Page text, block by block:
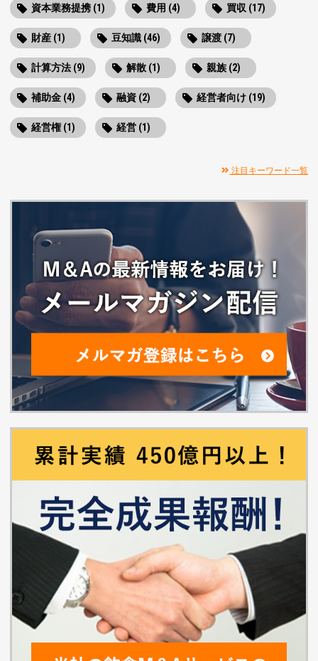
資本業務提携 (1) 費用 (4) 買収 (17)
財産 (1) 豆知識 (46) 譲渡 (7)
計算方法 (9) 解散 (1) 親族 (2)
補助金 (4) 融資 (2) 経営者向け (19)
経営権 (1) 経営 (1)
注目キーワード一覧